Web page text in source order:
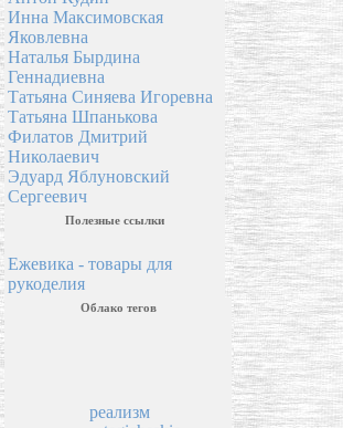
Инна Максимовская
Яковлевна
Наталья Бырдина
Геннадиевна
Татьяна Синяева Игоревна
Татьяна Шпанькова
Филатов Дмитрий
Николаевич
Эдуард Яблуновский
Сергеевич
Полезные ссылки
Ежевика - товары для
рукоделия
Облако тегов
реализм